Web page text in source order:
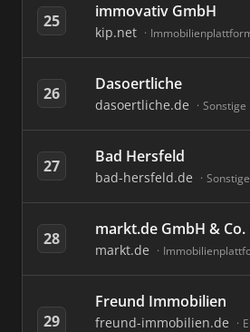
25 immovativ GmbH
kip.net
26 Dasoertliche
dasoertliche.de Sonstige
27 Bad Hersfeld
bad-hersfeld.de Sonstige
28 markt.de GmbH & Co.
markt.de
29
Freund Immobilien
freund-immobilien.de